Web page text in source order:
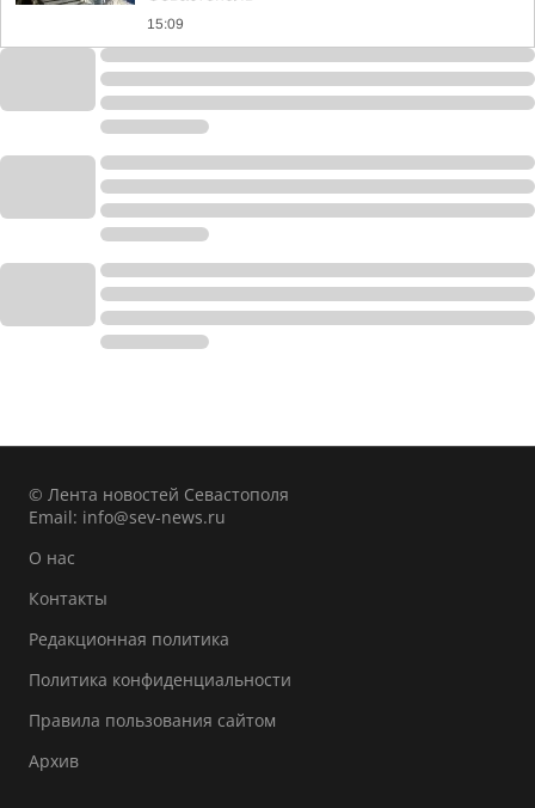
15:09
© Лента новостей Севастополя
Email: info@sev-news.ru
О нас
Контакты
Редакционная политика
Политика конфиденциальности
Правила пользования сайтом
Архив